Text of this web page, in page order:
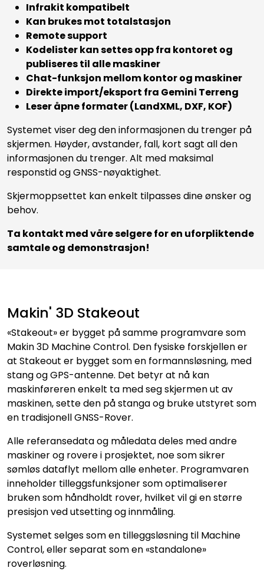
Infrakit kompatibelt
Kan brukes mot totalstasjon
Remote support
Kodelister kan settes opp fra kontoret og
publiseres til alle maskiner
Chat-funksjon mellom kontor og maskiner
Direkte import/eksport fra Gemini Terreng
Leser åpne formater (LandXML, DXF, KOF)
Systemet viser deg den informasjonen du trenger på
skjermen. Høyder, avstander, fall, kort sagt all den
informasjonen du trenger. Alt med maksimal
responstid og GNSS-nøyaktighet.
Skjermoppsettet kan enkelt tilpasses dine ønsker og
behov.
Ta kontakt med våre selgere for en uforpliktende
samtale og demonstrasjon!
Makin' 3D Stakeout
«Stakeout» er bygget på samme programvare som
Makin 3D Machine Control. Den fysiske forskjellen er
at Stakeout er bygget som en formannsløsning, med
stang og GPS-antenne. Det betyr at nå kan
maskinføreren enkelt ta med seg skjermen ut av
maskinen, sette den på stanga og bruke utstyret som
en tradisjonell GNSS-Rover.
Alle referansedata og måledata deles med andre
maskiner og rovere i prosjektet, noe som sikrer
sømløs dataflyt mellom alle enheter. Programvaren
inneholder tilleggsfunksjoner som optimaliserer
bruken som håndholdt rover, hvilket vil gi en større
presisjon ved utsetting og innmåling.
Systemet selges som en tilleggsløsning til Machine
Control, eller separat som en «standalone»
roverløsning.